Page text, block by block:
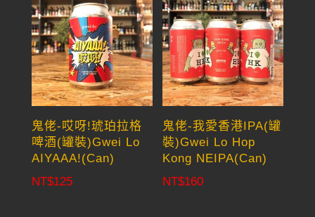
鬼佬-哎呀!琥珀拉格
啤酒(罐裝)Gwei Lo
AIYAAA!(Can)
NT$125
鬼佬-我愛香港IPA(罐
裝)Gwei Lo Hop
Kong NEIPA(Can)
NT$160